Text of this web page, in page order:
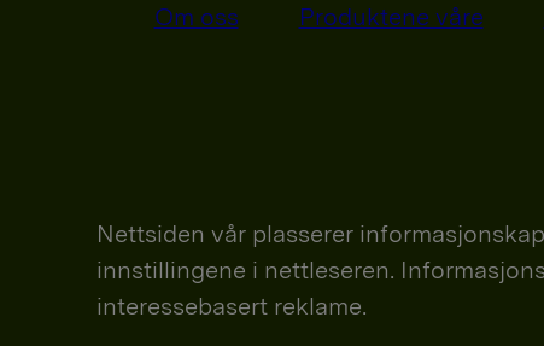
Om oss Produktene våre
Nettsiden vår plasserer
innstillingene i nettleseren.
interessebasert reklame.